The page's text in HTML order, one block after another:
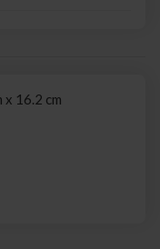
x 16.2 cm